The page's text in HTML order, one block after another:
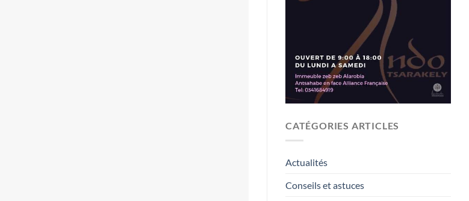
CATÉGORIES ARTICLES
Actualités
Conseils et astuces